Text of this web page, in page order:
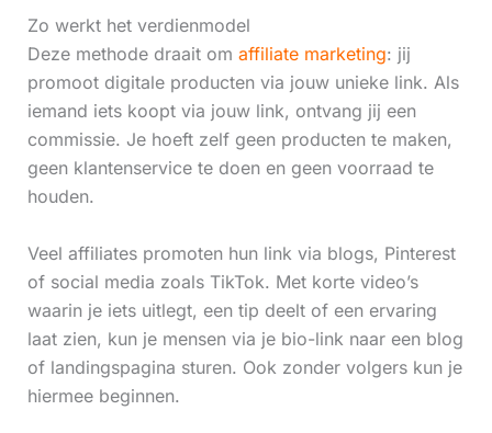
Zo werkt het verdienmodel
Deze methode draait om affiliate marketing: jij
promoot digitale producten via jouw unieke link. Als
iemand iets koopt via jouw link, ontvang jij een
commissie. Je hoeft zelf geen producten te maken,
geen klantenservice te doen en geen voorraad te
houden.
Veel affiliates promoten hun link via blogs, Pinterest
of social media zoals TikTok. Met korte video’s
waarin je iets uitlegt, een tip deelt of een ervaring
laat zien, kun je mensen via je bio-link naar een blog
of landingspagina sturen. Ook zonder volgers kun je
hiermee beginnen.